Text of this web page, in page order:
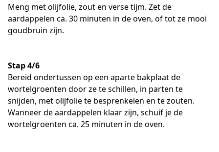
Meng met olijfolie, zout en verse tijm. Zet de
aardappelen ca. 30 minuten in de oven, of tot ze mooi
goudbruin zijn.
Stap 4/6
Bereid ondertussen op een aparte bakplaat de
wortelgroenten door ze te schillen, in parten te
snijden, met olijfolie te besprenkelen en te zouten.
Wanneer de aardappelen klaar zijn, schuif je de
wortelgroenten ca. 25 minuten in de oven.